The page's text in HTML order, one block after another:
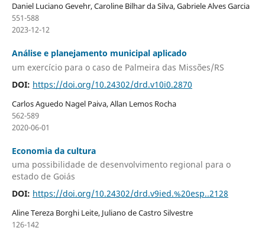
Daniel Luciano Gevehr, Caroline Bilhar da Silva, Gabriele Alves Garcia
551-588
2023-12-12
Análise e planejamento municipal aplicado
um exercício para o caso de Palmeira das Missões/RS
DOI: https://doi.org/10.24302/drd.v10i0.2870
Carlos Aguedo Nagel Paiva, Allan Lemos Rocha
562-589
2020-06-01
Economia da cultura
uma possibilidade de desenvolvimento regional para o
estado de Goiás
DOI: https://doi.org/10.24302/drd.v9ied.%20esp..2128
Aline Tereza Borghi Leite, Juliano de Castro Silvestre
126-142